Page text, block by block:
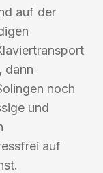
auf der
dann
noch
und
auf